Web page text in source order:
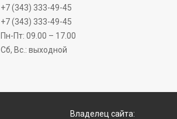
+7 (343) 333-49-45
+7 (343) 333-49-45
Пн-Пт: 09.00 – 17.00
Сб, Вс.: выходной
Владелец сайта: